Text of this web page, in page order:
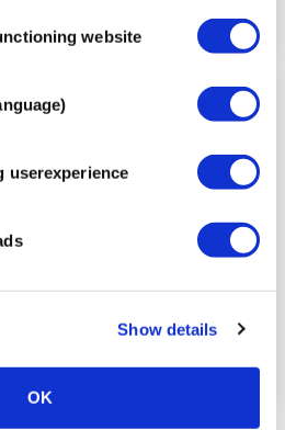
website
userexperience
Show details
OK